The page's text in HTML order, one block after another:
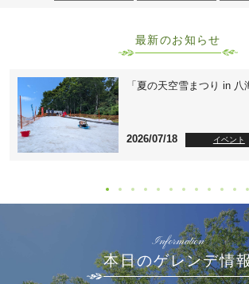
最新のお知らせ
「夏の天空雪まつり in
2026/07/18 イベント
Information
本日のゲレンデ情